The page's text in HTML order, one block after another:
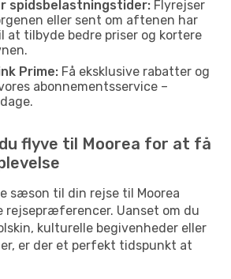
spidsbelastningstider: Flyrejser
eller sent om aftenen har
at tilbyde bedre priser og kortere
Prime: Få eksklusive rabatter og
abonnementsservice –
flyve til Moorea for at få
sæson til din rejse til Moorea
Uanset om du
kulturelle begivenheder eller
er der et perfekt tidspunkt at